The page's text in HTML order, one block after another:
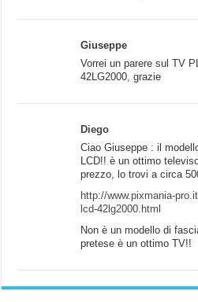
Giuseppe
Vorrei un parere sul TV
42LG2000, grazie
Diego
Ciao Giuseppe : il
LCD!! è un ottimo
prezzo, lo trovi a circa
http://www.pixmania-
lcd-42lg2000.html
Non è un modello di
pretese è un ottimo TV!!